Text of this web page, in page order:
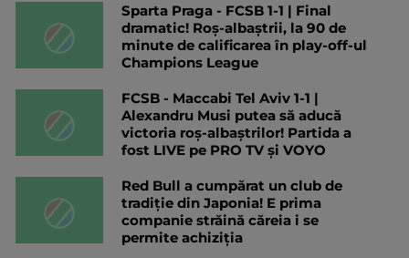
Sparta Praga - FCSB 1-1 | Final
dramatic! Roș-albaștrii, la 90 de
minute de calificarea în play-off-ul
Champions League
FCSB - Maccabi Tel Aviv 1-1 |
Alexandru Musi putea să aducă
victoria roș-albaștrilor! Partida a
fost LIVE pe PRO TV și VOYO
Red Bull a cumpărat un club de
tradiție din Japonia! E prima
companie străină căreia i se
permite achiziția